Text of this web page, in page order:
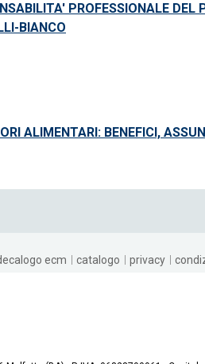
PROFESSIONALE DEL
BIANCO
ALIMENTARI: BENEFICI,
ecm catalogo privacy